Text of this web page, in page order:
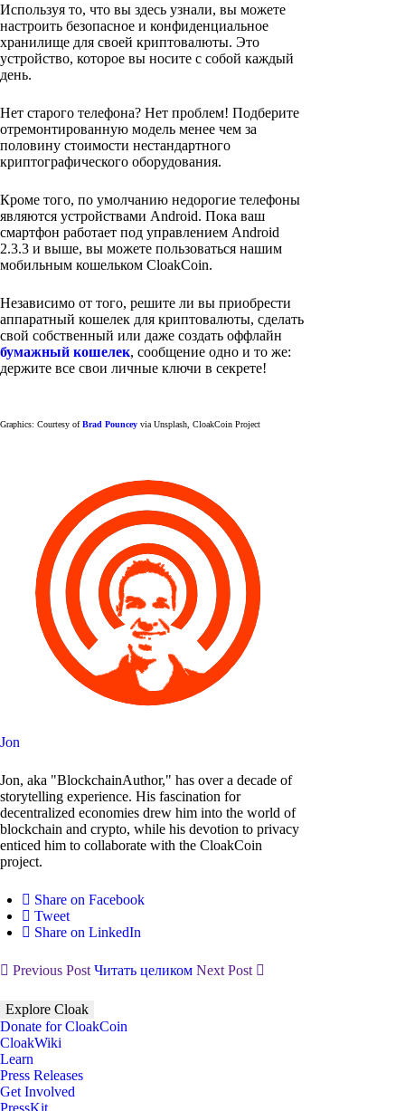
Используя то, что вы здесь узнали, вы можете
настроить безопасное и конфиденциальное
хранилище для своей криптовалюты. Это
устройство, которое вы носите с собой каждый
день.
Нет старого телефона? Нет проблем! Подберите
отремонтированную модель менее чем за
половину стоимости нестандартного
криптографического оборудования.
Кроме того, по умолчанию недорогие телефоны
являются устройствами Android. Пока ваш
смартфон работает под управлением Android
2.3.3 и выше, вы можете пользоваться нашим
мобильным кошельком CloakCoin.
Независимо от того, решите ли вы приобрести
аппаратный кошелек для криптовалюты, сделать
свой собственный или даже создать оффлайн
бумажный кошелек, сообщение одно и то же:
держите все свои личные ключи в секрете!
Graphics: Courtesy ofBrad Pouncey via Unsplash, CloakCoin Project
Jon
Jon, aka "BlockchainAuthor," has over a decade of
storytelling experience. His fascination for
decentralized economies drew him into the world of
blockchain and crypto, while his devotion to privacy
enticed him to collaborate with the CloakCoin
project.
Share on Facebook
Tweet
Share on LinkedIn
Previous Post Читать целиком Next Post
Explore Cloak
Donate for CloakCoin
CloakWiki
Learn
Press Releases
Get Involved
PressKit